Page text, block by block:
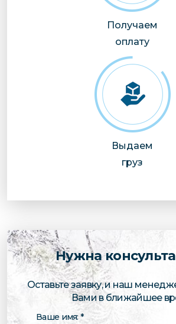
Получаем
оплату
Выдаем
груз
Нужна
Оставьте заявку, и наш
Вами в ближайшее
Ваше имя: *